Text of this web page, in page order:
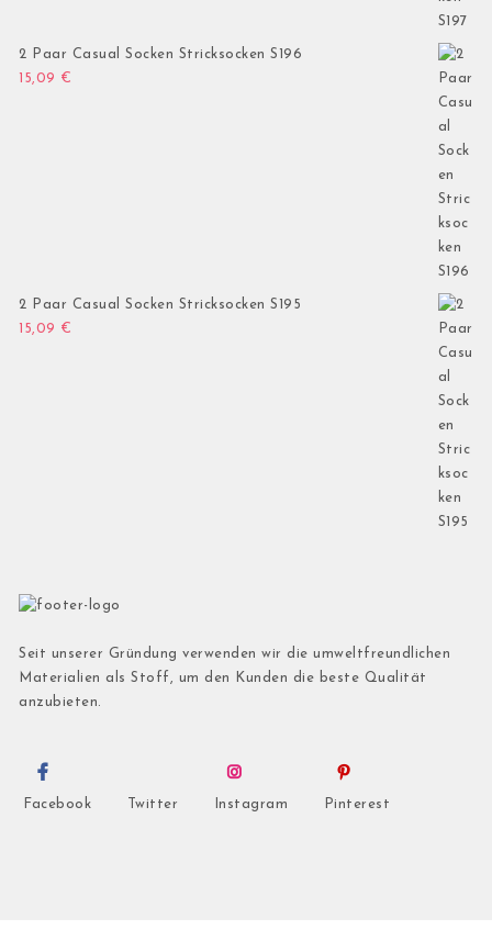
2 Paar Casual Socken Stricksocken S196
15,09 €
2 Paar Casual Socken Stricksocken S195
15,09 €
Seit unserer Gründung verwenden wir die umweltfreundlichen
Materialien als Stoff, um den Kunden die beste Qualität
anzubieten.
Facebook Twitter Instagram Pinterest